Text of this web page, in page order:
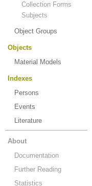
Collection Forms
Subjects
Object Groups
Objects
Material Models
Indexes
Persons
Events
Literature
About
Documentation
Further Reading
Statistics